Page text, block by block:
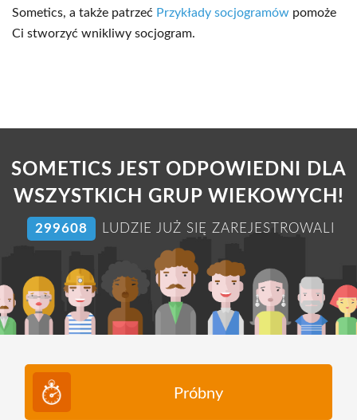
Sometics, a także patrzeć Przykłady socjogramów pomoże
Ci stworzyć wnikliwy socjogram.
SOMETICS JEST ODPOWIEDNI DLA
WSZYSTKICH GRUP WIEKOWYCH!
304726 LUDZIE JUŻ SIĘ ZAREJESTROWALI
Próbny